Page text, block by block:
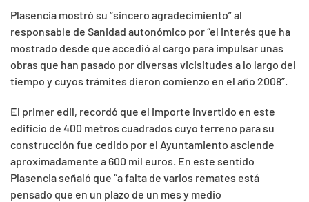
Plasencia mostró su “sincero agradecimiento” al
responsable de Sanidad autonómico por “el interés que ha
mostrado desde que accedió al cargo para impulsar unas
obras que han pasado por diversas vicisitudes a lo largo del
tiempo y cuyos trámites dieron comienzo en el año 2008”.
El primer edil, recordó que el importe invertido en este
edificio de 400 metros cuadrados cuyo terreno para su
construcción fue cedido por el Ayuntamiento asciende
aproximadamente a 600 mil euros. En este sentido
Plasencia señaló que “a falta de varios remates está
pensado que en un plazo de un mes y medio